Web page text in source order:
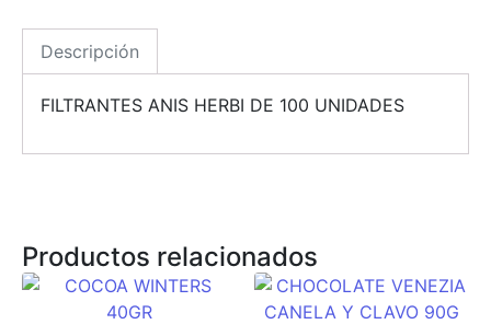
Descripción
FILTRANTES ANIS HERBI DE 100 UNIDADES
Productos relacionados